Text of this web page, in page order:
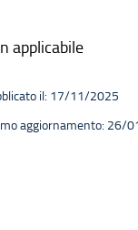
applicabile
il: 17/11/2025
aggiornamento: 26/
sussidi,